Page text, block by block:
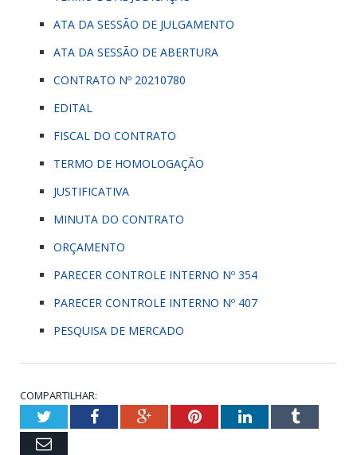
ATA DA SESSÃO DE JULGAMENTO
ATA DA SESSÃO DE ABERTURA
CONTRATO Nº 20210780
EDITAL
FISCAL DO CONTRATO
TERMO DE HOMOLOGAÇÃO
JUSTIFICATIVA
MINUTA DO CONTRATO
ORÇAMENTO
PARECER CONTROLE INTERNO Nº 354
PARECER CONTROLE INTERNO Nº 407
PESQUISA DE MERCADO
COMPARTILHAR:
TwitterFacebookGoogle+PinterestLinkedInTumblr
Email